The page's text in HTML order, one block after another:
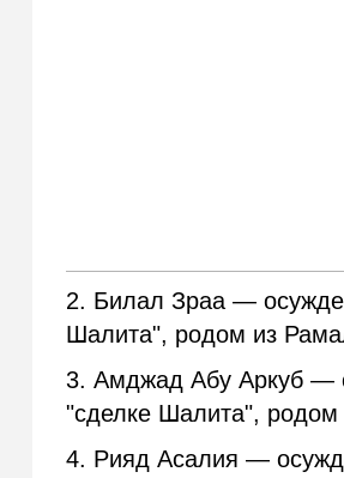
2. Билал Зраа —
Шалита", родом из
3. Амджад Абу Аркуб —
"сделке Шалита", родом
4. Рияд Асалия —